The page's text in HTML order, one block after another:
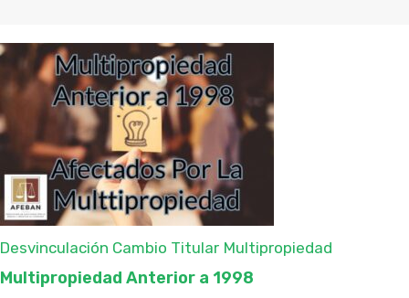
Desvinculación Cambio Titular Multipropiedad
Multipropiedad Anterior a 1998